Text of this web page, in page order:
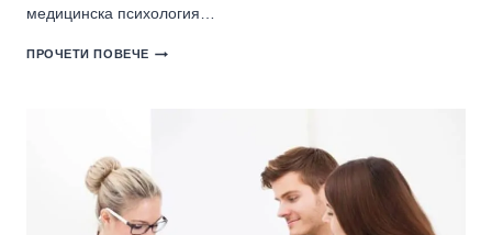
медицинска психология…
ПРОЧЕТИ ПОВЕЧЕ3НАЧЕНИЕТО
АФЕКТИВНИ
РАЗСТРОЙСТВА